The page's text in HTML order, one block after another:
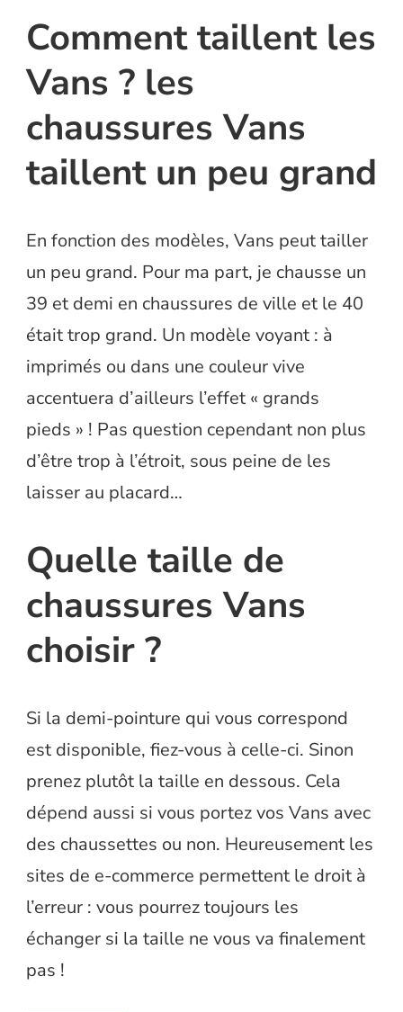
Comment taillent les
Vans ? les
chaussures Vans
taillent un peu grand
En fonction des modèles, Vans peut tailler
un peu grand. Pour ma part, je chausse un
39 et demi en chaussures de ville et le 40
était trop grand. Un modèle voyant : à
imprimés ou dans une couleur vive
accentuera d’ailleurs l’effet « grands
pieds » ! Pas question cependant non plus
d’être trop à l’étroit, sous peine de les
laisser au placard…
Quelle taille de
chaussures Vans
choisir ?
Si la demi-pointure qui vous correspond
est disponible, fiez-vous à celle-ci. Sinon
prenez plutôt la taille en dessous. Cela
dépend aussi si vous portez vos Vans avec
des chaussettes ou non. Heureusement les
sites de e-commerce permettent le droit à
l’erreur : vous pourrez toujours les
échanger si la taille ne vous va finalement
pas !